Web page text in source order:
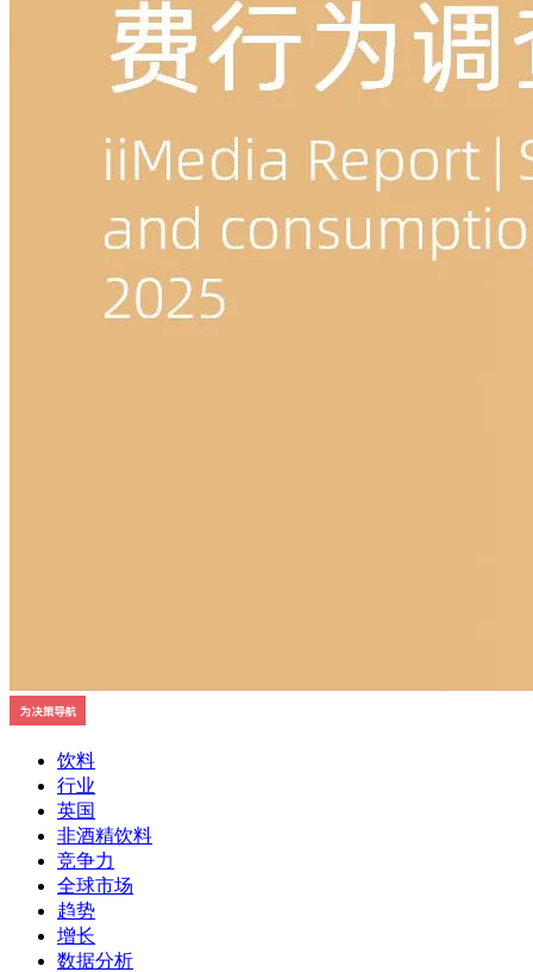
饮料
行业
英国
非酒精饮料
竞争力
全球市场
趋势
增长
数据分析